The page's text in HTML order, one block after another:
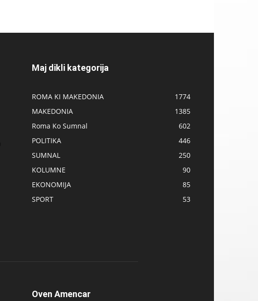
Maj dikli kategorija
ROMA KI MAKEDONIA
1774
MAKEDONIA
1385
Roma Ko Sumnal
602
POLITIKA
446
SUMNAL
250
KOLUMNE
90
EKONOMIJA
85
SPORT
53
Oven Amencar